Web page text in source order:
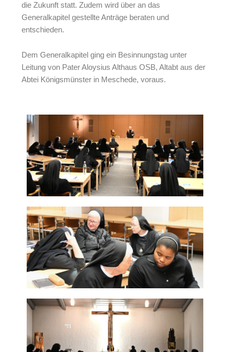
die Zukunft statt. Zudem wird über an das
Generalkapitel gestellte Anträge beraten und
entschieden.
Dem Generalkapitel ging ein Besinnungstag unter
Leitung von Pater Aloysius Althaus OSB, Altabt aus der
Abtei Königsmünster in Meschede, voraus.